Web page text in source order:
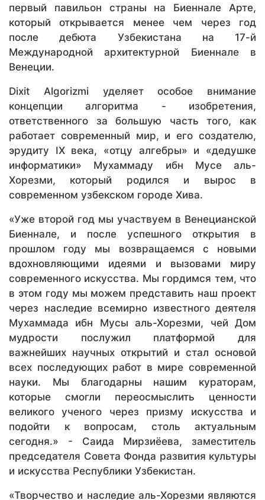
первый павильон страны на Биеннале Арте,
который открывается менее чем через год
после дебюта Узбекистана на 17-й
Международной архитектурной Биеннале в
Венеции.
Dixit Algorizmi уделяет особое внимание
концепции алгоритма - изобретения,
ответственного за большую часть того, как
работает современный мир, и его создателю,
эрудиту IX века, «отцу алгебры» и «дедушке
информатики» Мухаммаду ибн Мусе аль-
Хорезми, который родился и вырос в
современном узбекском городе Хива.
«Уже второй год мы участвуем в Венецианской
Биеннале, и после успешного открытия в
прошлом году мы возвращаемся с новыми
вдохновляющими идеями и вызовами миру
современного искусства. Мы гордимся тем, что
в этом году мы можем представить наш проект
через наследие всемирно известного деятеля
Мухаммада ибн Мусы аль-Хорезми, чей Дом
мудрости послужил платформой для
важнейших научных открытий и стал основой
всех последующих работ в мире современной
науки. Мы благодарны нашим кураторам,
которые смогли переосмыслить ценности
великого ученого через призму искусства и
подойти к вопросам, столь актуальным
сегодня.» - Саида Мирзиёева, заместитель
председателя Совета Фонда развития культуры
и искусства Республики Узбекистан.
«Творчество и наследие аль-Хорезми являются